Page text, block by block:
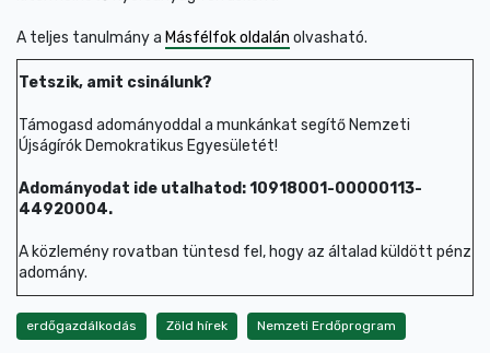
A teljes tanulmány a Másfélfok oldalán olvasható.
Tetszik, amit csinálunk?
Támogasd adományoddal a munkánkat segítő Nemzeti
Újságírók Demokratikus Egyesületét!
Adományodat ide utalhatod: 10918001-00000113-
44920004.
A közlemény rovatban tüntesd fel, hogy az általad küldött pénz
adomány.
erdőgazdálkodás Zöld hírek Nemzeti Erdőprogram